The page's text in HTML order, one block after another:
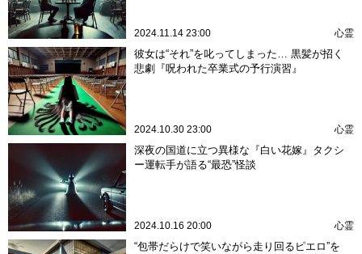
2024.11.14 23:00 心霊
彼女は“それ”を叱ってしまった… 黒髪が招く
悲劇『呪われた卒業式の予行演習』
2024.10.30 23:00 心霊
深夜の国道に立つ異様な『白い花嫁』タクシ
ー運転手が語る“最恐”怪談
2024.10.16 20:00 心霊
“包帯だらけで笑いながら走り回るピエロ”を